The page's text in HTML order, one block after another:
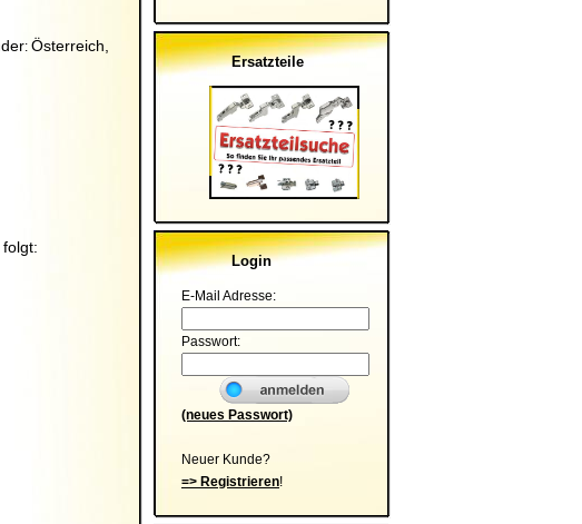
: Österreich,
Ersatzteile
Login
E-Mail Adresse:
Passwort:
(neues Passwort)
Neuer Kunde?
=> Registrieren!